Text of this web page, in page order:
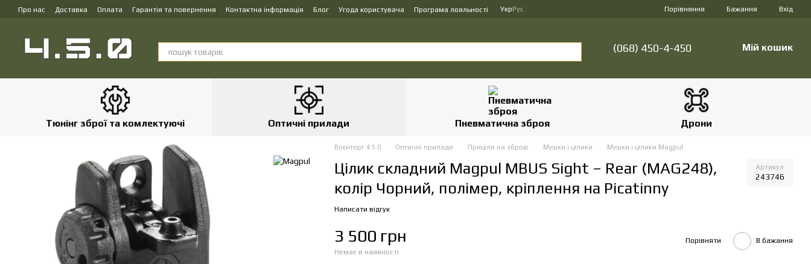
Перейти до основного контенту
Про нас Доставка Оплата Гарантія та повернення Контактна інформація Блог Угода користувача Програма лояльності УкрРус Порівняння Бажання Вхід
(068) 450-4-450 Мій кошик
Тюнінг зброї та комлектуючі Оптичні прилади Пневматична зброя Дрони
Воєнторг 4.5.0 Оптичні прилади Приціли на зброю Мушки і цілики Мушки і цілики Magpul
Цілик складний Magpul MBUS Sight – Rear (MAG248),
колір Чорний, полімер, кріплення на Picatinny
Артикул
243746
Написати відгук
3 500 грн
Немає в наявності
Порівняти В бажання